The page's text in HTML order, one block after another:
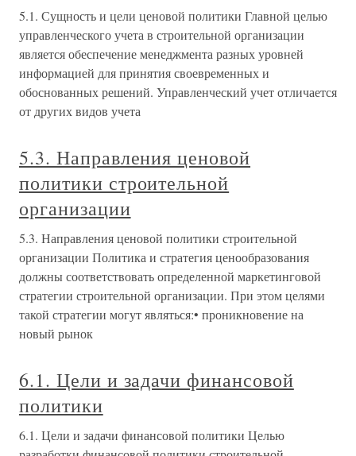
5.1. Сущность и цели ценовой политики Главной целью
управленческого учета в строительной организации
является обеспечение менеджмента разных уровней
информацией для принятия своевременных и
обоснованных решений. Управленческий учет отличается
от других видов учета
5.3. Направления ценовой
политики строительной
организации
5.3. Направления ценовой политики строительной
организации Политика и стратегия ценообразования
должны соответствовать определенной маркетинговой
стратегии строительной организации. При этом целями
такой стратегии могут являться:• проникновение на
новый рынок
6.1. Цели и задачи финансовой
политики
6.1. Цели и задачи финансовой политики Целью